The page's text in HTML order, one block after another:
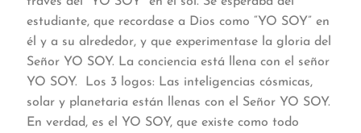
estudiante, que recordase a Dios como “YO SOY” en
él y a su alrededor, y que experimentase la gloria del
Señor YO SOY. La conciencia está llena con el señor
YO SOY. Los 3 logos: Las inteligencias cósmicas,
solar y planetaria están llenas con el Señor YO SOY.
En verdad, es el YO SOY, que existe como todo